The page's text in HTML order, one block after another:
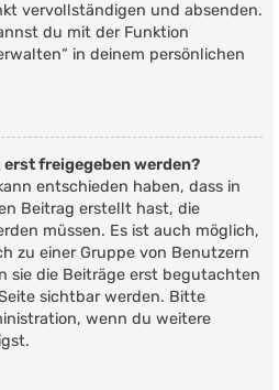
vervollständigen und absenden.
du mit der Funktion
in deinem persönlichen
erst freigegeben werden?
entschieden haben, dass in
Beitrag erstellt hast, die
müssen. Es ist auch möglich,
zu einer Gruppe von Benutzern
sie die Beiträge erst begutachten
sichtbar werden. Bitte
wenn du weitere